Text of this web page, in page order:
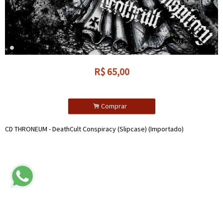
R$ 65,00
. Comprar
CD THRONEUM - DeathCult Conspiracy (Slipcase) (Importado)